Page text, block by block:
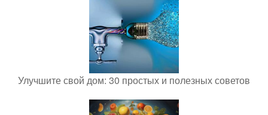
Улучшите свой дом: 30 простых и полезных советов